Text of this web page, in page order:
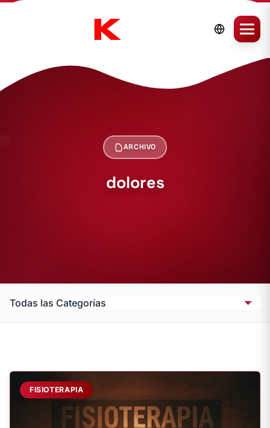
ARCHIVO
dolores
FISIOTERAPIA